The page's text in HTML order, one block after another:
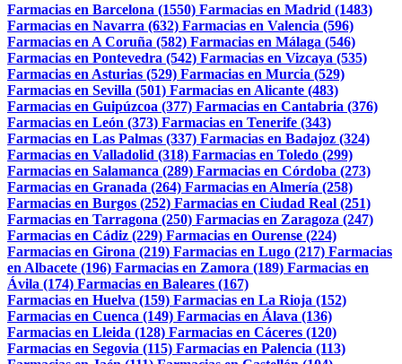
Farmacias en Barcelona (1550) Farmacias en Madrid (1483)
Farmacias en Navarra (632) Farmacias en Valencia (596)
Farmacias en A Coruña (582) Farmacias en Málaga (546)
Farmacias en Pontevedra (542) Farmacias en Vizcaya (535)
Farmacias en Asturias (529) Farmacias en Murcia (529)
Farmacias en Sevilla (501) Farmacias en Alicante (483)
Farmacias en Guipúzcoa (377) Farmacias en Cantabria (376)
Farmacias en León (373) Farmacias en Tenerife (343)
Farmacias en Las Palmas (337) Farmacias en Badajoz (324)
Farmacias en Valladolid (318) Farmacias en Toledo (299)
Farmacias en Salamanca (289) Farmacias en Córdoba (273)
Farmacias en Granada (264) Farmacias en Almería (258)
Farmacias en Burgos (252) Farmacias en Ciudad Real (251)
Farmacias en Tarragona (250) Farmacias en Zaragoza (247)
Farmacias en Cádiz (229) Farmacias en Ourense (224)
Farmacias en Girona (219) Farmacias en Lugo (217) Farmacias
en Albacete (196) Farmacias en Zamora (189) Farmacias en
Ávila (174) Farmacias en Baleares (167)
Farmacias en Huelva (159) Farmacias en La Rioja (152)
Farmacias en Cuenca (149) Farmacias en Álava (136)
Farmacias en Lleida (128) Farmacias en Cáceres (120)
Farmacias en Segovia (115) Farmacias en Palencia (113)